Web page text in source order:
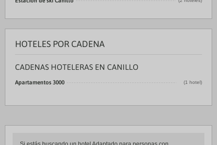
HOTELES POR CADENA
CADENAS HOTELERAS EN CANILLO
Apartamentos 3000 (1 hotel)